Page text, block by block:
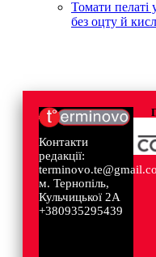
Томати пелаті
без оцту й
Контакти
редакції:
м. Тернопіль,
Кульчицької 2А
+380935295439